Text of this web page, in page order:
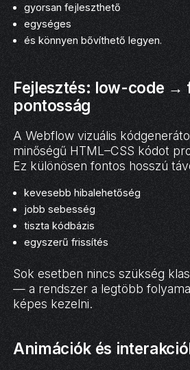
gyorsan fejleszthető
egységes
és könnyen bővíthető legyen.
Fejlesztés: low-code →
pontosság
A Webflow vizuális
minőségű HTML–CSS kódot
Ez különösen fontos hosszú
kevesebb hibalehetőség
jobb sebesség
tiszta kódbázis
egyszerű frissítés
Sok esetben nincs szükség
— a rendszer a legtöbb
képes kezelni.
Animációk és